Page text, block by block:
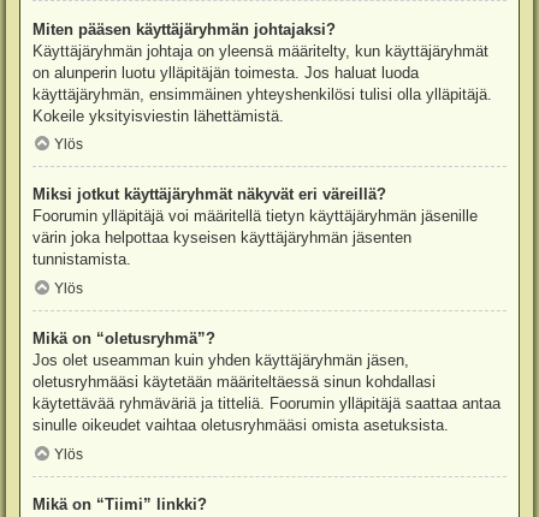
Miten pääsen käyttäjäryhmän johtajaksi?
Käyttäjäryhmän johtaja on yleensä määritelty, kun käyttäjäryhmät
on alunperin luotu ylläpitäjän toimesta. Jos haluat luoda
käyttäjäryhmän, ensimmäinen yhteyshenkilösi tulisi olla ylläpitäjä.
Kokeile yksityisviestin lähettämistä.
Ylös
Miksi jotkut käyttäjäryhmät näkyvät eri väreillä?
Foorumin ylläpitäjä voi määritellä tietyn käyttäjäryhmän jäsenille
värin joka helpottaa kyseisen käyttäjäryhmän jäsenten
tunnistamista.
Ylös
Mikä on “oletusryhmä”?
Jos olet useamman kuin yhden käyttäjäryhmän jäsen,
oletusryhmääsi käytetään määriteltäessä sinun kohdallasi
käytettävää ryhmäväriä ja titteliä. Foorumin ylläpitäjä saattaa antaa
sinulle oikeudet vaihtaa oletusryhmääsi omista asetuksista.
Ylös
Mikä on “Tiimi” linkki?